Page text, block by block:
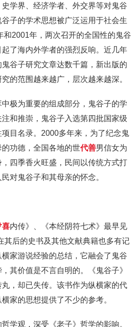
学界、经济学者、外交界等对鬼谷
子的学术思想被广泛运用于社会生
和2001年，两次召开的全国性的鬼谷
了海内外学者的强烈反响。近几年
谷子研究文章达数千篇，新出版的
的范围越来越广，层次越来越深。
极为重要的组成部分，鬼谷子的学
和推崇，鬼谷子入选第四批国家级
目名录。2000多年来，为了纪念鬼
功德，全国各地的世代善男信女为
四季香火旺盛，民间以传统方式打
对鬼谷子和其母亲的怀念。
喜内传》、《本经阴符七术》最早见
其后的史书及其他文献典籍也多有记
家游说经验的总结，它融会了鬼谷
其价值是不言自明的。《鬼谷子》
，却已失传。该书作为纵横家的代
家的思想提供了不少的参考。
学观，深受《老子》哲学的影响。